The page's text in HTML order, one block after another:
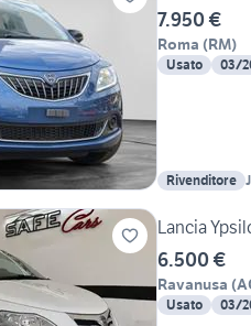
7.950 €
Roma (RM)
Usato 03/
Rivenditore
Lancia
6.500 €
Ravanusa (
Usato 03/